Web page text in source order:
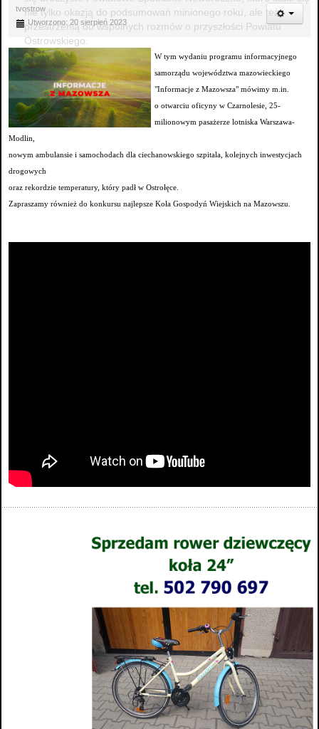
nie tylko okazją do podsumowań minionego roku, ale też
przestrzenią do wspólnych rozmów o przyszłości Powiatu
Ostrowskiego.
tvostrow
Utworzono: 20 sierpień 2023
W tym wydaniu programu informacyjnego
samorządu województwa mazowieckiego
"Informacje z Mazowsza" mówimy m.in.
o otwarciu oficyny w Czarnolesie, 25-
milionowym pasażerze lotniska Warszawa-
Modlin,
nowym ambulansie i samochodach dla ciechanowskiego szpitala, kolejnych inwestycjach
drogowych
oraz rekordzie temperatury, który padł w Ostrołęce.
Zapraszamy również do konkursu najlepsze Koła Gospodyń Wiejskich na Mazowszu.